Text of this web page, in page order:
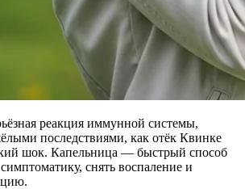
реакция иммунной системы,
последствиями, как отёк Квинке
шок. Капельница — быстрый способ
снять воспаление и